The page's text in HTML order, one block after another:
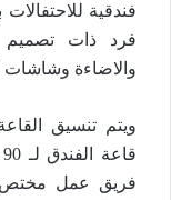
فرد ذات تصميم
والاضاءة
ويتم تنسيق
فريق عمل مختص